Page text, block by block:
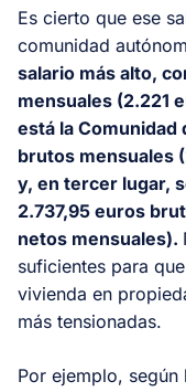
Es cierto que ese
comunidad
salario más alto,
mensuales (2.221
está la Comunidad
brutos mensuales
y, en tercer lugar,
2.737,95 euros
netos mensuales).
suficientes para
vivienda en
más tensionadas.
Por ejemplo,